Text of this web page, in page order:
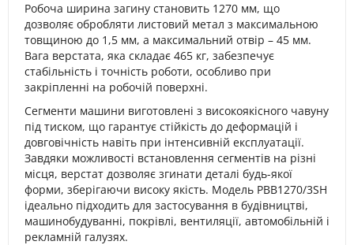
Робоча ширина загину становить 1270 мм, що
дозволяє обробляти листовий метал з максимальною
товщиною до 1,5 мм, а максимальний отвір – 45 мм.
Вага верстата, яка складає 465 кг, забезпечує
стабільність і точність роботи, особливо при
закріпленні на робочій поверхні.
Сегменти машини виготовлені з високоякісного чавуну
під тиском, що гарантує стійкість до деформацій і
довговічність навіть при інтенсивній експлуатації.
Завдяки можливості встановлення сегментів на різні
місця, верстат дозволяє згинати деталі будь-якої
форми, зберігаючи високу якість. Модель PBB1270/3SH
ідеально підходить для застосування в будівництві,
машинобудуванні, покрівлі, вентиляції, автомобільній і
рекламній галузях.